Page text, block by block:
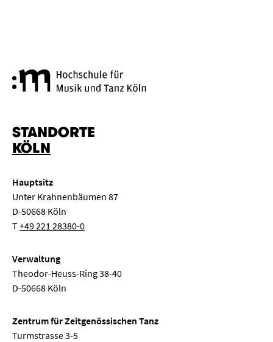
STANDORTE
KÖLN
Hauptsitz
Unter Krahnenbäumen 87
D-50668 Köln
T+49 221 28380-0
Verwaltung
Theodor-Heuss-Ring 38-40
D-50668 Köln
Zentrum für Zeitgenössischen Tanz
Turmstrasse 3-5